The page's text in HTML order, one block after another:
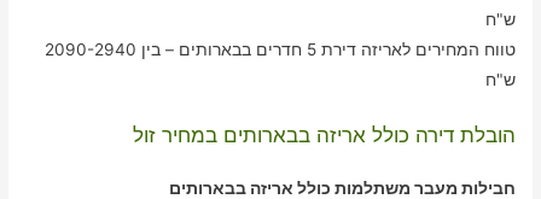
ש"ח
טווח המחירים לאריזה דירת 5 חדרים בבארותים – בין 2090-2940
ש"ח
הובלת דירה כולל אריזה בבארותים במחיר זול
חבילות מעבר משתלמות כולל אריזה בבארותים